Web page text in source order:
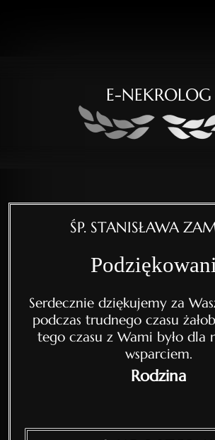
E-NEKROLOG
ŚP. STANISŁAWA
Serdecznie dziękujemy za
podczas trudnego czasu
tego czasu z Wami było dla
wsparciem.
Rodzina